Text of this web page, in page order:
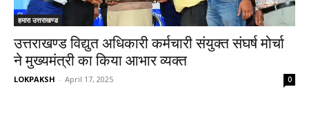
हमारा उत्तराखण्ड
उत्तराखण्ड विद्युत अधिकारी कर्मचारी संयुक्त संघर्ष मोर्चा
ने मुख्यमंत्री का किया आभार व्यक्त
LOKPAKSH - April 17, 2025 0